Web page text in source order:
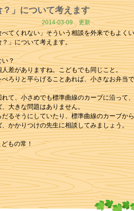
」について考えます
2014-03-09更新
てくれない」そういう相談を外来でもよく
」について考えます。
い？
差がありますね。こどもでも同じこと。
ろりと平らげることあれば、小さなお弁当
て、小さめでも標準曲線のカーブに沿って
大きな問題はありません。
るそうにしていたり、標準曲線のカーブか
かかりつけの先生に相談してみましょう。
もの常！
食バランスよくというわけにはいきません。
右されます。
っていたり、眠すぎたり、疲れすぎたりで
と作ったものをみんな平らげてくれてたの
ママがときどきおられます。
」だったお子さんも、1歳半くらいになると